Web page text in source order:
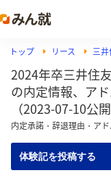
トップ リース 三井
2024年卒三井住
の内定情報、ア
（2023-07-10公開
内定承諾・辞退理由・ア
体験記を投稿する